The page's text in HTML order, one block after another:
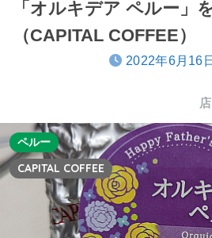
「オルキデア ペルー」
（CAPITAL COFFEE）
2022年6月16日
ペルー
CAPITAL COFFEE